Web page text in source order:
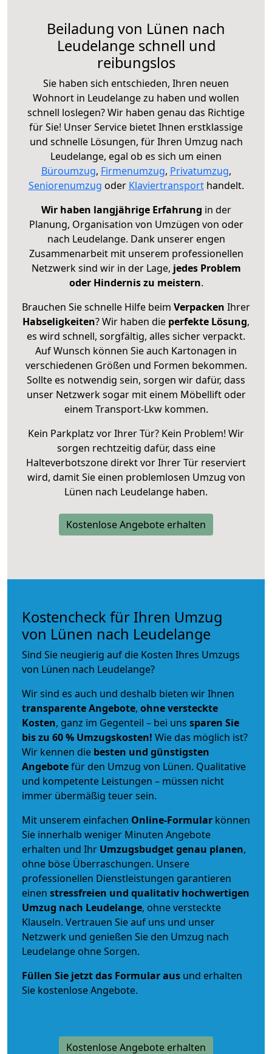
Beiladung von Lünen nach
Leudelange schnell und
reibungslos
Sie haben sich entschieden, Ihren neuen
Wohnort in Leudelange zu haben und wollen
schnell loslegen? Wir haben genau das Richtige
für Sie! Unser Service bietet Ihnen erstklassige
und schnelle Lösungen, für Ihren Umzug nach
Leudelange, egal ob es sich um einen
Büroumzug, Firmenumzug, Privatumzug,
Seniorenumzug oder Klaviertransporthandelt.
Wir haben langjährige Erfahrung in der
Planung, Organisation von Umzügen von oder
nach Leudelange. Dank unserer engen
Zusammenarbeit mit unserem professionellen
Netzwerk sind wir in der Lage, jedes Problem
oder Hindernis zu meistern.
Brauchen Sie schnelle Hilfe beim Verpacken Ihrer
Habseligkeiten? Wir haben die perfekte Lösung,
es wird schnell, sorgfältig, alles sicher verpackt.
Auf Wunsch können Sie auch Kartonagen in
verschiedenen Größen und Formen bekommen.
Sollte es notwendig sein, sorgen wir dafür, dass
unser Netzwerk sogar mit einem Möbellift oder
einem Transport-Lkw kommen.
Kein Parkplatz vor Ihrer Tür? Kein Problem! Wir
sorgen rechtzeitig dafür, dass eine
Halteverbotszone direkt vor Ihrer Tür reserviert
wird, damit Sie einen problemlosen Umzug von
Lünen nach Leudelange haben.
Kostenlose Angebote erhalten
Kostencheck für Ihren Umzug
von Lünen nach Leudelange
Sind Sie neugierig auf die Kosten Ihres Umzugs
von Lünen nach Leudelange?
Wir sind es auch und deshalb bieten wir Ihnen
transparente Angebote, ohne versteckte
Kosten, ganz im Gegenteil – bei uns sparen Sie
bis zu 60 % Umzugskosten! Wie das möglich ist?
Wir kennen die besten und günstigsten
Angebotefür den Umzug von Lünen. Qualitative
und kompetente Leistungen – müssen nicht
immer übermäßig teuer sein.
Mit unserem einfachen Online-Formular können
Sie innerhalb weniger Minuten Angebote
erhalten und Ihr Umzugsbudgetgenau planen,
ohne böse Überraschungen. Unsere
professionellen Dienstleistungen garantieren
einen stressfreien und qualitativ hochwertigen
Umzug nach Leudelange, ohne versteckte
Klauseln. Vertrauen Sie auf uns und unser
Netzwerk und genießen Sie den Umzug nach
Leudelange ohne Sorgen.
Füllen Sie jetzt das Formular aus und erhalten
Sie kostenlose Angebote.
Kostenlose Angebote erhalten